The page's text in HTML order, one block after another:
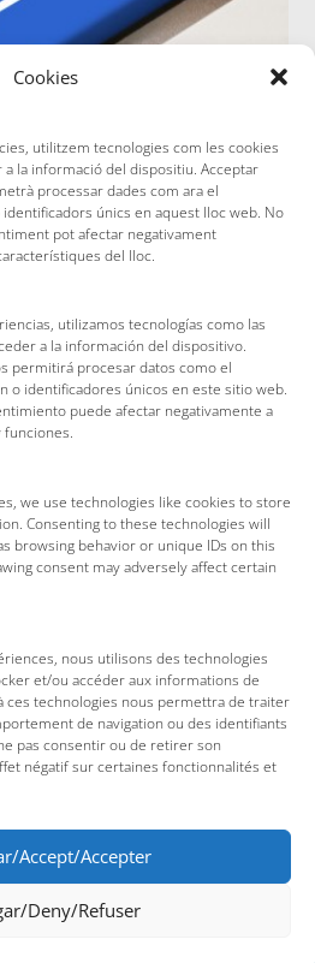
Cookies
utilitzem tecnologies com les cookies
la informació del dispositiu. Acceptar
processar dades com ara el
únics en aquest lloc web. No
pot afectar negativament
del lloc.
utilizamos tecnologías como las
a la información del dispositivo.
permitirá procesar datos como el
o identificadores únicos en este sitio web.
puede afectar negativamente a
funciones.
we use technologies like cookies to store
Consenting to these technologies will
browsing behavior or unique IDs on this
consent may adversely affect certain
nous utilisons des technologies
et/ou accéder aux informations de
ces technologies nous permettra de traiter
de navigation ou des identifiants
pas consentir ou de retirer son
négatif sur certaines fonctionnalités et
Accept/Accepter
Deny/Refuser
Contacto